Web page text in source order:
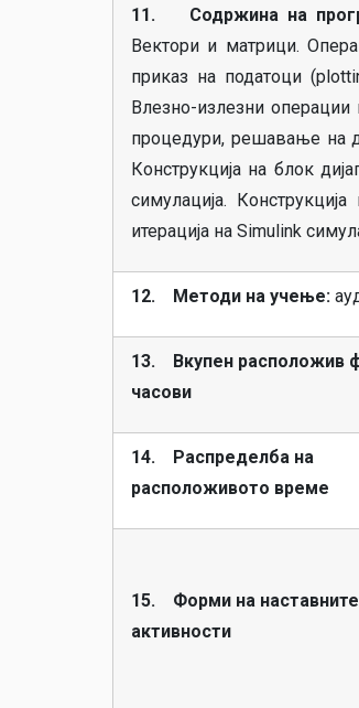
11. Содржина на
Вектори и матрици.
приказ на податоци
Влезно-излезни
процедури, решавање на
Конструкција на блок
симулација.
итерација на Simulink
12. Методи на учење:
13. Вкупен расположив
часови
14. Распределба на
расположивото време
15. Форми на наставните
активности